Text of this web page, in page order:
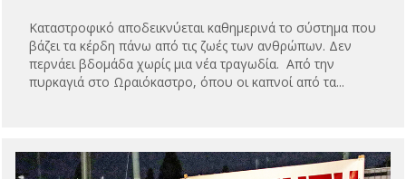
Καταστροφικό αποδεικνύεται καθημερινά το σύστημα που
βάζει τα κέρδη πάνω από τις ζωές των ανθρώπων. Δεν
περνάει βδομάδα χωρίς μια νέα τραγωδία. Από την
πυρκαγιά στο Ωραιόκαστρο, όπου οι καπνοί από τα...